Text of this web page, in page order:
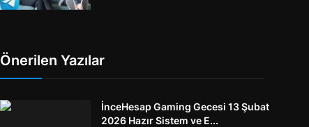
Önerilen Yazılar
İnceHesap Gaming Gecesi 13 Şubat
2026 Hazır Sistem ve E...